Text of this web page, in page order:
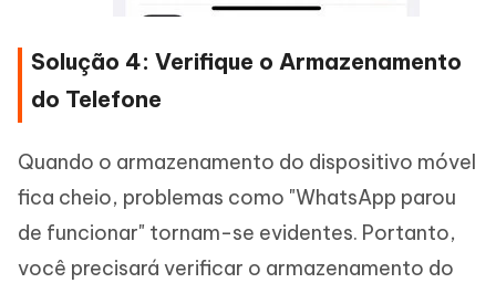
Solução 4: Verifique o Armazenamento
do Telefone
Quando o armazenamento do dispositivo móvel
fica cheio, problemas como "WhatsApp parou
de funcionar" tornam-se evidentes. Portanto,
você precisará verificar o armazenamento do